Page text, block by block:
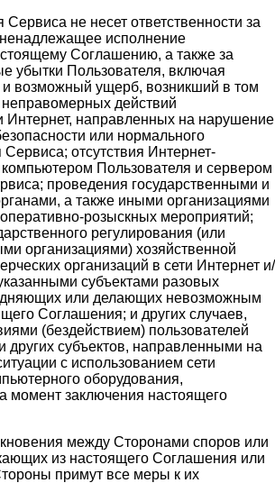
не несет ответственности за
исполнение
Соглашению, а также за
убытки Пользователя, включая
возможный ущерб, возникший в том
неправомерных действий
Интернет, направленных на нарушение
или нормального
отсутствия Интернет-
Пользователя и сервером
проведения государственными и
а также иными организациями
розыскных мероприятий;
регулирования (или
организациями) хозяйственной
организаций в сети Интернет и/
субъектами разовых
или делающих невозможным
Соглашения; и других случаев,
(бездействием) пользователей
других субъектов, направленными на
с использованием сети
оборудования,
момент заключения настоящего
между Сторонами споров или
из настоящего Соглашения или
примут все меры к их